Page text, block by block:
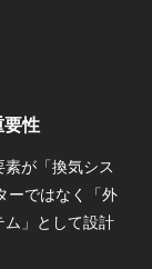
要性
が「換気シス
ーではなく「外
ム」として設計